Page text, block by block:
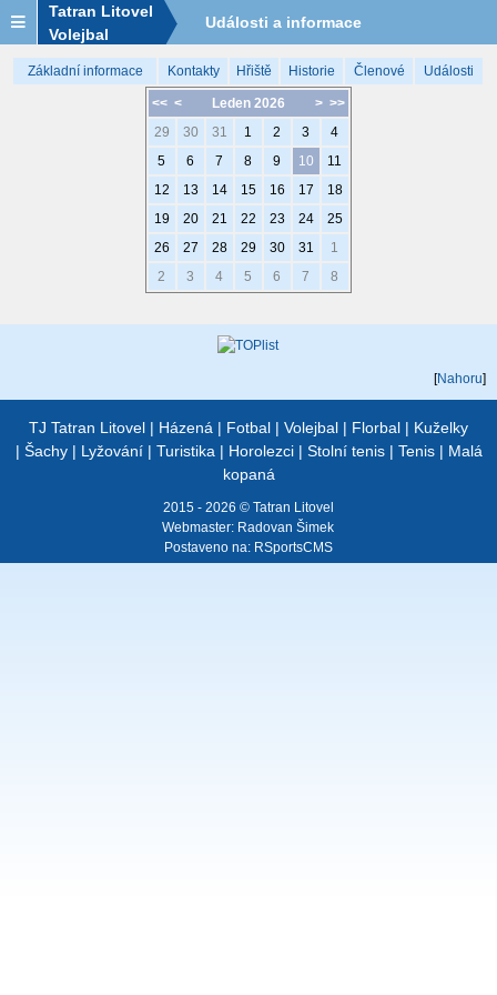
Tatran Litovel
Volejbal
Události a informace
Základní informace Kontakty Hřiště Historie Členové Události
<< < > >>
Leden 2026
29
30 31 1 2 3
4
5
6 7 8 9 10
11
12
13 14 15 16 17
18
19
20 21 22 23 24
25
26
27 28 29 30 31
1
2
3 4 5 6 7 8
[Nahoru]
TJ Tatran Litovel | Házená | Fotbal | Volejbal | Florbal | Kuželky
| Šachy| Lyžování| Turistika | Horolezci| Stolní tenis| Tenis| Malá
kopaná
2015 - 2026 © Tatran Litovel
Webmaster: Radovan Šimek
Postaveno na: RSportsCMS